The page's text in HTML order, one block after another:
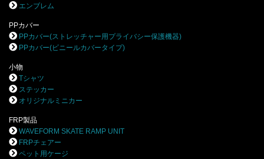
エンブレム
PPカバー
PPカバー(ストレッチャー用プライバシー保護機器)
PPカバー(ビニールカバータイプ)
小物
Tシャツ
ステッカー
オリジナルミニカー
FRP製品
WAVEFORM SKATE RAMP UNIT
FRPチェアー
ペット用ケージ